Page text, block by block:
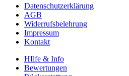
Datenschutzerklärung
AGB
Widerrufsbelehrung
Impressum
Kontakt
HIlfe & Info
Bewertungen